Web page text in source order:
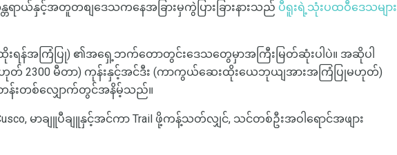
ာယ်နှင့်အတူတစျဒေသကနေအခြားမှကွဲပြားခြားနားသည် ပီရူးရဲ့သုံးပထဝီဒေသများ
ရန်အကြံပြု) ၏အရှေ့ဘက်တောတွင်းဒေသတွေမှာအကြီးမြတ်ဆုံးပါပဲ။ အဆိုပါ
မဟုတ် 2300 မီတာ) ကုန်းနှင့်အင်ဒီး (ကာကွယ်ဆေးထိုးယေဘုယျအားအကြံပြုမဟုတ်)
းတစ်လျှောက်တွင်အနိမ့်သည်။
မာချူပီချူနှင့်အင်ကာ Trail ဖို့ကန့်သတ်လျှင်, သင်တစ်ဦးအဝါရောင်အဖျား